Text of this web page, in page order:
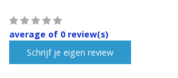
average of 0 review(s)
Schrijf je eigen review